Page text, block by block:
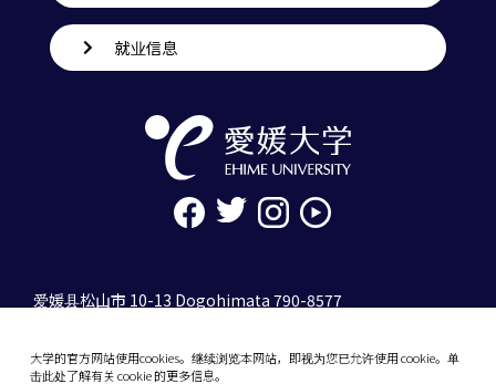
大学的官方网站使用cookies。继续浏览本网站，即视为您已允许使用 cookie。单
击此处了解有关 cookie 的更多信息。
就业信息
爱媛县松山市 10-13 Dogohimata 790-8577
10-13 Dogo-Himata, Matsuyama, Ehime 790-